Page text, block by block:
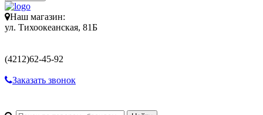
Наш магазин:
ул. Тихоокеанская, 81Б
(4212)62-45-92
Заказать звонок